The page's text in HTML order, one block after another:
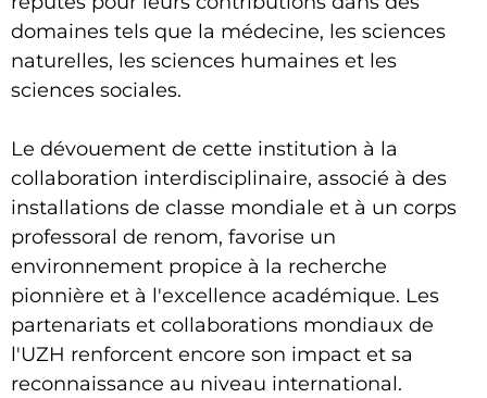
domaines tels que la médecine, les sciences
naturelles, les sciences humaines et les
sciences sociales.
Le dévouement de cette institution à la
collaboration interdisciplinaire, associé à des
installations de classe mondiale et à un corps
professoral de renom, favorise un
environnement propice à la recherche
pionnière et à l'excellence académique. Les
partenariats et collaborations mondiaux de
l'UZH renforcent encore son impact et sa
reconnaissance au niveau international.